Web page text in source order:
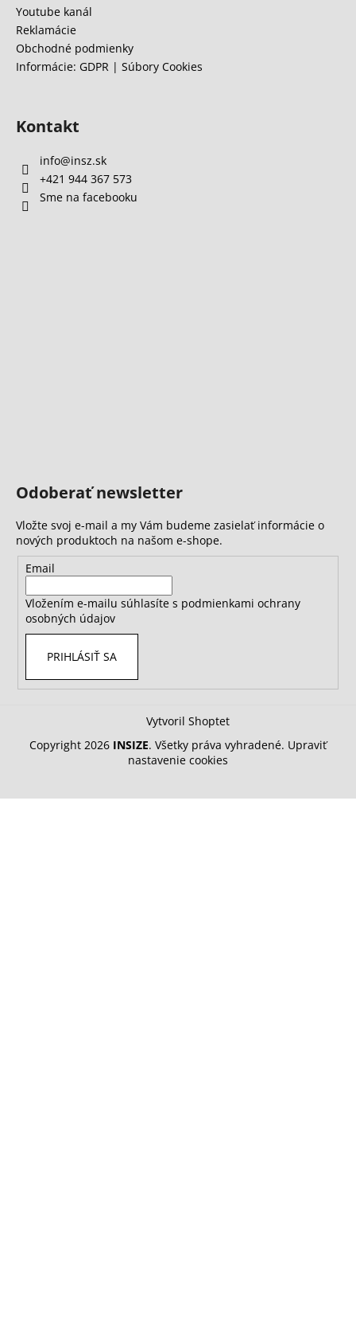
Youtube kanál
Reklamácie
Obchodné podmienky
Informácie: GDPR | Súbory Cookies
Kontakt
info@insz.sk
+421 944 367 573
Sme na facebooku
Odoberať newsletter
Vložte svoj e-mail a my Vám budeme zasielať informácie o
nových produktoch na našom e-shope.
Email
Vložením e-mailu súhlasíte s podmienkami ochrany
osobných údajov
PRIHLÁSIŤ SA
Vytvoril Shoptet
Copyright 2026 INSIZE. Všetky práva vyhradené. Upraviť
nastavenie cookies